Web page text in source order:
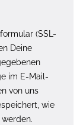
(SSL-
Deine
im E-Mail-
von uns
wie